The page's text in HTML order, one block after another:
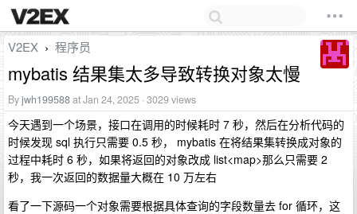
V2EX › 程序员
mybatis 结果集太多导致转换对象太慢
Byjwh199588at Jan 24, 2025 · 3029 views
今天遇到一个场景，接口在调用的时候耗时 7 秒，然后在分析代码的
时候发现 sql 执行只需要 0.5 秒， mybatis 在将结果集转换成对象的
过程中耗时 6 秒，如果将返回的对象改成 list<map>那么只需要 2
秒，我一次返回的数据量大概在 10 万左右
看了一下源码一个对象需要根据具体查询的字段数量去 for 循环，这